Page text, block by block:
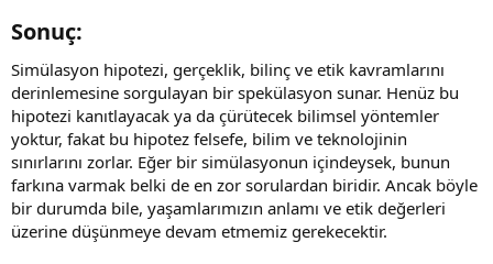
Sonuç:​
Simülasyon hipotezi, gerçeklik, bilinç ve etik kavramlarını
derinlemesine sorgulayan bir spekülasyon sunar. Henüz bu
hipotezi kanıtlayacak ya da çürütecek bilimsel yöntemler
yoktur, fakat bu hipotez felsefe, bilim ve teknolojinin
sınırlarını zorlar. Eğer bir simülasyonun içindeysek, bunun
farkına varmak belki de en zor sorulardan biridir. Ancak böyle
bir durumda bile, yaşamlarımızın anlamı ve etik değerleri
üzerine düşünmeye devam etmemiz gerekecektir.